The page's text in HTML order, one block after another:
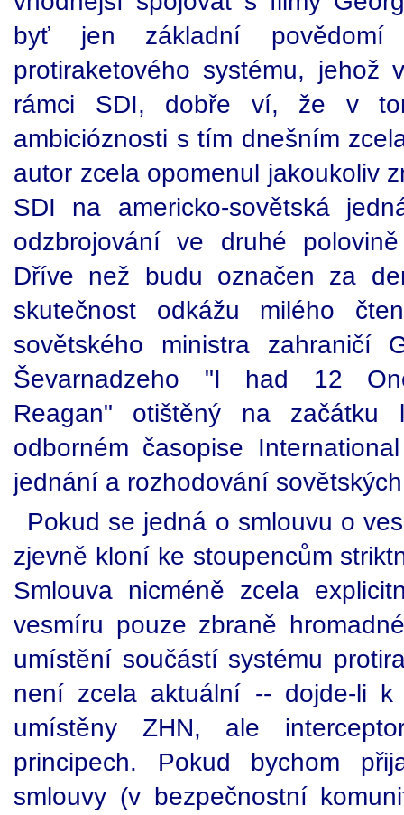
byť jen základní
protiraketového systému, jehož
rámci SDI, dobře ví, že v
ambicióznosti s tím dnešním
autor zcela opomenul jakoukoliv
SDI na americko-sovětská
odzbrojování ve druhé
Dříve než budu označen za
skutečnost odkážu milého
sovětského ministra zahraničí
Ševarnadzeho "I had 12
Reagan" otištěný na začátku
odborném časopise
jednání a rozhodování
Pokud se jedná o smlouvu o
zjevně kloní ke stoupencům
Smlouva nicméně zcela
vesmíru pouze zbraně
umístění součástí systému
není zcela aktuální -- dojde-li
umístěny ZHN, ale
principech. Pokud bychom
smlouvy (v bezpečnostní